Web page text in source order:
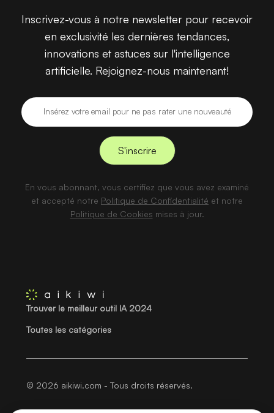
Inscrivez-vous à notre newsletter pour recevoir
en exclusivité les dernières tendances,
innovations et astuces sur l'intelligence
artificielle. Rejoignez-nous maintenant!
En vous abonnant, vous certifiez que vous avez examiné
et accepté notre Politique de Confidentialité et notre
Politique de Cookies mises à jour.
Trouver le meilleur outil IA 2024
Toutes les catégories
© 2026 aikiwi.com - Tous droits réservés.